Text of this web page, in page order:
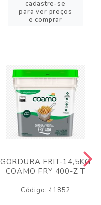
cadastre-se
para ver preços
e comprar
GORDURA FRIT-14,5KG
COAMO FRY 400-Z T
Código: 41852